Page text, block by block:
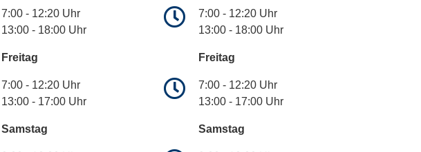
7:00 - 12:20 Uhr
13:00 - 18:00 Uhr
Freitag
7:00 - 12:20 Uhr
13:00 - 17:00 Uhr
Samstag
7:00 - 12:20 Uhr
13:00 - 18:00 Uhr
Freitag
7:00 - 12:20 Uhr
13:00 - 17:00 Uhr
Samstag